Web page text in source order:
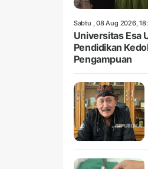
Sabtu , 08 Aug 2026,
Universitas Esa
Pendidikan
Pengampuan